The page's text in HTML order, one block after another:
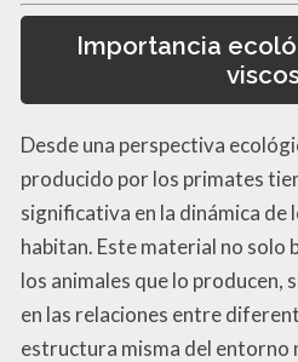
Importancia
Desde una perspectiva
producido por los primates
significativa en la dinámica de
habitan. Este material no solo
los animales que lo producen,
en las relaciones entre
estructura misma del entorno